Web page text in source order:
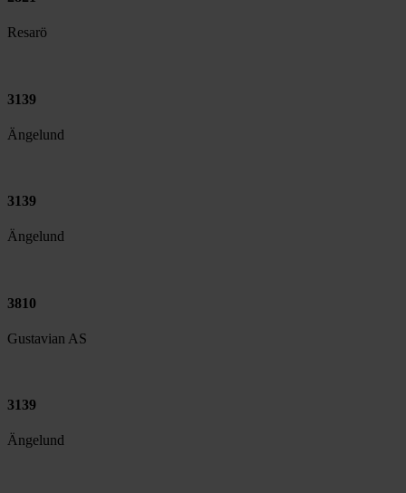
Resarö
3139
Ängelund
3139
Ängelund
3810
Gustavian AS
3139
Ängelund